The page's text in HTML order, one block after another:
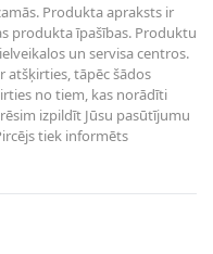
Produkta apraksts ir
produkta īpašības. Produktu
un servisa centros.
atšķirties, tāpēc šādos
no tiem, kas norādīti
izpildīt Jūsu pasūtījumu
tiek informēts